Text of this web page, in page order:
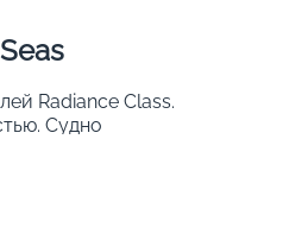
Radiance Class.
Судно
– центральное
его